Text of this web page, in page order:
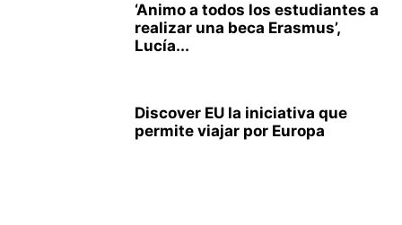
‘Animo a todos los estudiantes a
realizar una beca Erasmus’,
Lucía...
Discover EU la iniciativa que
permite viajar por Europa